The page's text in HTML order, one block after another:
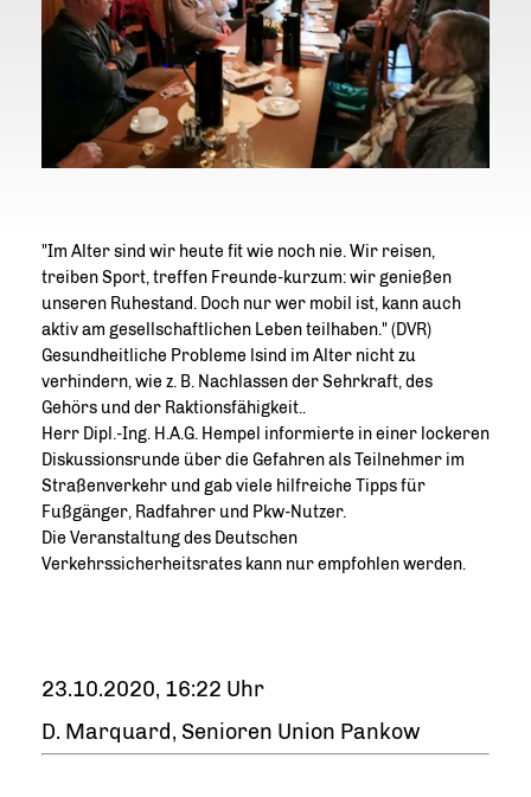
"Im Alter sind wir heute fit wie noch nie. Wir reisen,
treiben Sport, treffen Freunde-kurzum: wir genießen
unseren Ruhestand. Doch nur wer mobil ist, kann auch
aktiv am gesellschaftlichen Leben teilhaben." (DVR)
Gesundheitliche Probleme lsind im Alter nicht zu
verhindern, wie z. B. Nachlassen der Sehrkraft, des
Gehörs und der Raktionsfähigkeit..
Herr Dipl.-Ing. H.A.G. Hempel informierte in einer lockeren
Diskussionsrunde über die Gefahren als Teilnehmer im
Straßenverkehr und gab viele hilfreiche Tipps für
Fußgänger, Radfahrer und Pkw-Nutzer.
Die Veranstaltung des Deutschen
Verkehrssicherheitsrates kann nur empfohlen werden.
23.10.2020, 16:22 Uhr
D. Marquard, Senioren Union Pankow